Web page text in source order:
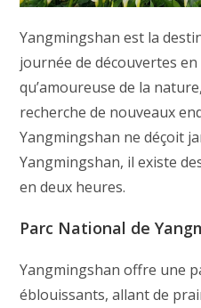
Yangmingshan est la
journée de découvertes
qu’amoureuse de la
recherche de nouveaux
Yangmingshan ne déçoit
Yangmingshan, il existe
en deux heures.
Parc National de
Yangmingshan offre une
éblouissants, allant de